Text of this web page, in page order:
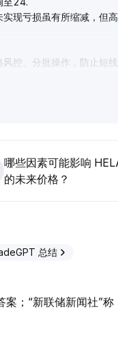
现亏损虽有所缩减，但
控、分批操作，防止短
哪些因素可能影响
的未来价格？
总结
；“新联储新闻社”称